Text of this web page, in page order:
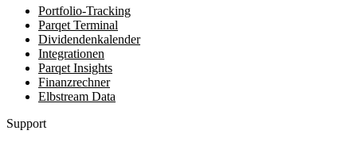
Portfolio-Tracking
Parqet Terminal
Dividendenkalender
Integrationen
Parqet Insights
Finanzrechner
Elbstream Data
Support